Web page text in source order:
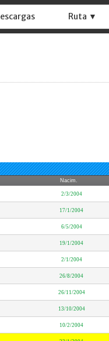
Ruta ▼
Nacim.
2/3/2004
17/1/2004
6/5/2004
19/1/2004
2/1/2004
26/8/2004
26/11/2004
13/10/2004
10/2/2004